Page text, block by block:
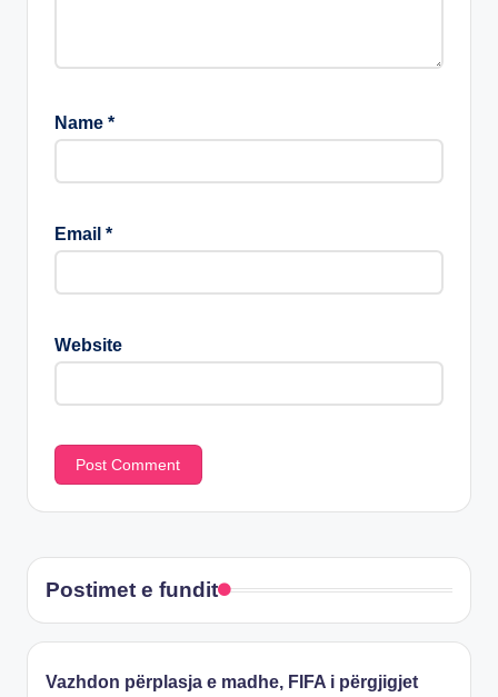
Name *
Email *
Website
Postimet e fundit
Vazhdon përplasja e madhe, FIFA i përgjigjet